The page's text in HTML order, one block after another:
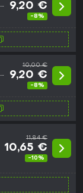
9,20 €
-8%
10,00 €
9,20 €
-8%
11,84 €
10,65 €
-10%